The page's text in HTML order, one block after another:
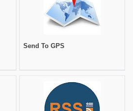
Send To GPS